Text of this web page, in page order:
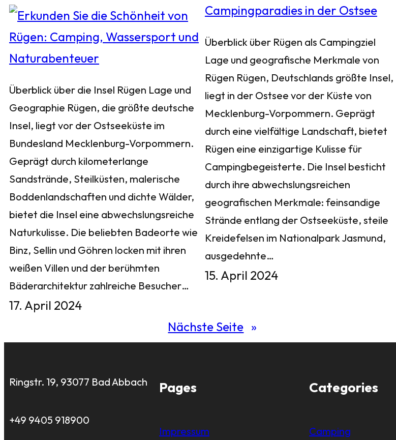
Überblick über die Insel Rügen Lage und
Geographie Rügen, die größte deutsche
Insel, liegt vor der Ostseeküste im
Bundesland Mecklenburg-Vorpommern.
Geprägt durch kilometerlange
Sandstrände, Steilküsten, malerische
Boddenlandschaften und dichte Wälder,
bietet die Insel eine abwechslungsreiche
Naturkulisse. Die beliebten Badeorte wie
Binz, Sellin und Göhren locken mit ihren
weißen Villen und der berühmten
Bäderarchitektur zahlreiche Besucher…
17. April 2024
Überblick über Rügen als Campingziel
Lage und geografische Merkmale von
Rügen Rügen, Deutschlands größte Insel,
liegt in der Ostsee vor der Küste von
Mecklenburg-Vorpommern. Geprägt
durch eine vielfältige Landschaft, bietet
Rügen eine einzigartige Kulisse für
Campingbegeisterte. Die Insel besticht
durch ihre abwechslungsreichen
geografischen Merkmale: feinsandige
Strände entlang der Ostseeküste, steile
Kreidefelsen im Nationalpark Jasmund,
ausgedehnte…
15. April 2024
Nächste Seite »
Ringstr. 19, 93077 Bad Abbach
+49 9405 918900
Pages
Impressum
Categories
Camping